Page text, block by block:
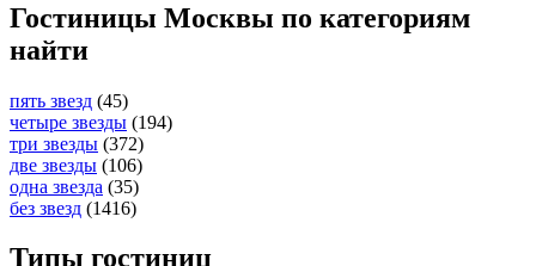
Гостиницы Москвы по категориям
найти
пять звезд (45)
четыре звезды (194)
три звезды (372)
две звезды (106)
одна звезда (35)
без звезд (1416)
Типы гостиниц